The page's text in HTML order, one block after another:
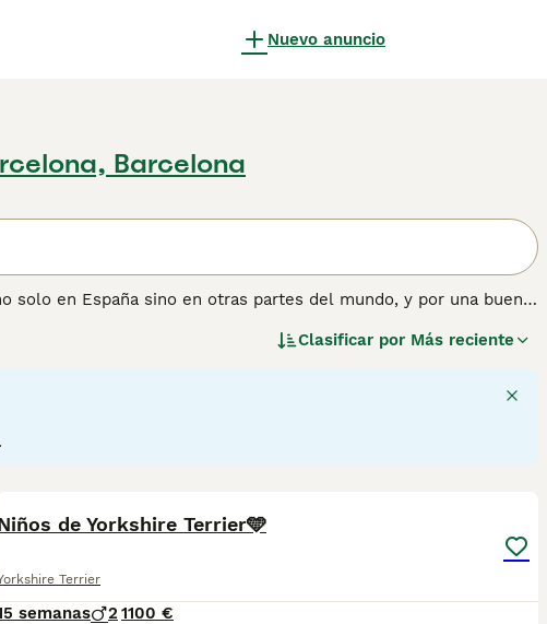
Nuevo anuncio
Barcelona
solo en España sino en otras partes del mundo, y por una buena
el Yorkie es pequeño de estatura y tiene un hermoso pelaje
Clasificar por Más reciente
de Yorkshire Terrier🩵
Terrier
semanas 21100 €